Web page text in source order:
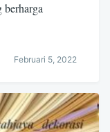
berharga
Februari 5, 2022